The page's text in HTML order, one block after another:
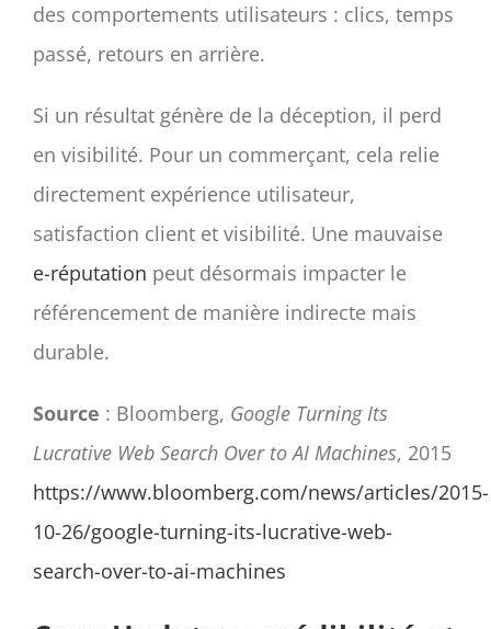
des comportements utilisateurs : clics, temps
passé, retours en arrière.
Si un résultat génère de la déception, il perd
en visibilité. Pour un commerçant, cela relie
directement expérience utilisateur,
satisfaction client et visibilité. Une mauvaise
e-réputation peut désormais impacter le
référencement de manière indirecte mais
durable.
Source : Bloomberg, Google Turning Its
Lucrative Web Search Over to AI Machines, 2015
https://www.bloomberg.com/news/articles/2015-
10-26/google-turning-its-lucrative-web-
search-over-to-ai-machines